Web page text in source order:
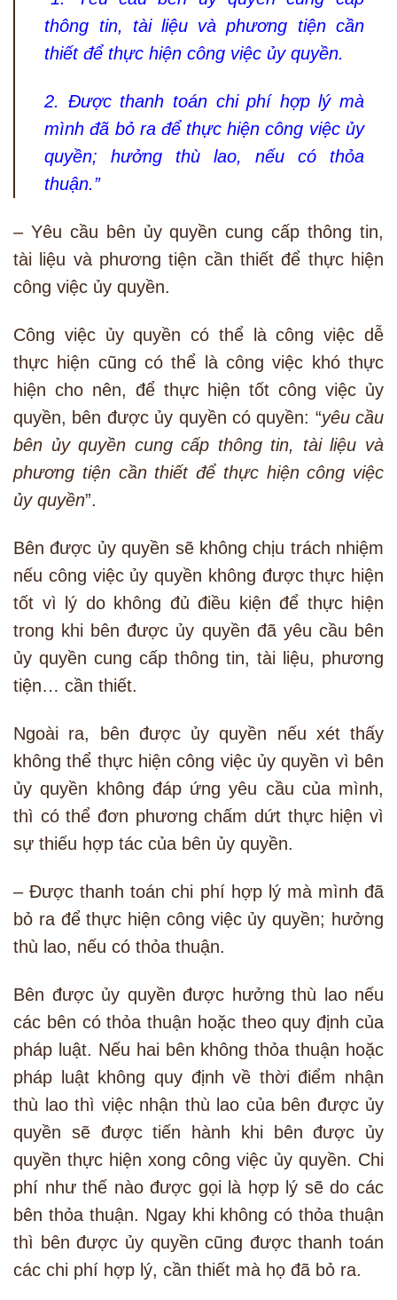
thông tin, tài liệu và phương tiện cần
thiết để thực hiện công việc ủy quyền.
2. Được thanh toán chi phí hợp lý mà
mình đã bỏ ra để thực hiện công việc ủy
quyền; hưởng thù lao, nếu có thỏa
thuận.”
– Yêu cầu bên ủy quyền cung cấp thông tin,
tài liệu và phương tiện cần thiết để thực hiện
công việc ủy quyền.
Công việc ủy quyền có thể là công việc dễ
thực hiện cũng có thể là công việc khó thực
hiện cho nên, để thực hiện tốt công việc ủy
quyền, bên được ủy quyền có quyền: “yêu cầu
bên ủy quyền cung cấp thông tin, tài liệu và
phương tiện cần thiết để thực hiện công việc
ủy quyền”.
Bên được ủy quyền sẽ không chịu trách nhiệm
nếu công việc ủy quyền không được thực hiện
tốt vì lý do không đủ điều kiện để thực hiện
trong khi bên được ủy quyền đã yêu cầu bên
ủy quyền cung cấp thông tin, tài liệu, phương
tiện… cần thiết.
Ngoài ra, bên được ủy quyền nếu xét thấy
không thể thực hiện công việc ủy quyền vì bên
ủy quyền không đáp ứng yêu cầu của mình,
thì có thể đơn phương chấm dứt thực hiện vì
sự thiếu hợp tác của bên ủy quyền.
– Được thanh toán chi phí hợp lý mà mình đã
bỏ ra để thực hiện công việc ủy quyền; hưởng
thù lao, nếu có thỏa thuận.
Bên được ủy quyền được hưởng thù lao nếu
các bên có thỏa thuận hoặc theo quy định của
pháp luật. Nếu hai bên không thỏa thuận hoặc
pháp luật không quy định về thời điểm nhận
thù lao thì việc nhận thù lao của bên được ủy
quyền sẽ được tiến hành khi bên được ủy
quyền thực hiện xong công việc ủy quyền. Chi
phí như thế nào được gọi là hợp lý sẽ do các
bên thỏa thuận. Ngay khi không có thỏa thuận
thì bên được ủy quyền cũng được thanh toán
các chi phí hợp lý, cần thiết mà họ đã bỏ ra.